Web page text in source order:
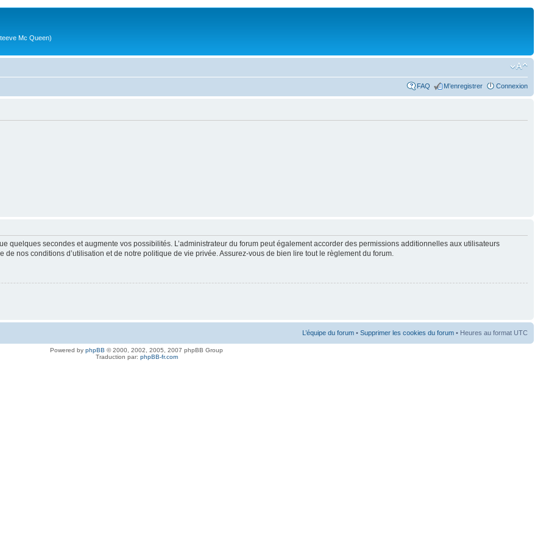
Mc Queen)
FAQ M’enregistrer Connexion
quelques secondes et augmente vos possibilités. L’administrateur du forum peut également accorder des permissions additionnelles aux utilisateurs
nos conditions d’utilisation et de notre politique de vie privée. Assurez-vous de bien lire tout le règlement du forum.
L’équipe du forum • Supprimer les cookies du forum • Heures au format UTC
Powered by phpBB © 2000, 2002, 2005, 2007 phpBB Group
Traduction par: phpBB-fr.com